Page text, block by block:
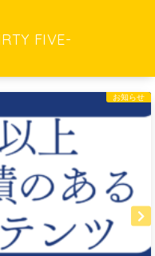
FIVE-
お知らせ